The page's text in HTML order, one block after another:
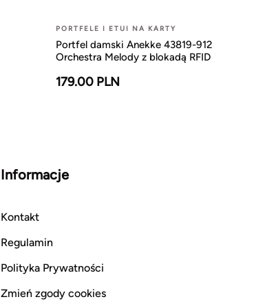
PORTFELE I ETUI NA KARTY
Portfel damski Anekke 43819-912
Orchestra Melody z blokadą RFID
179.00 PLN
Informacje
Kontakt
Regulamin
Polityka Prywatności
Zmień zgody cookies